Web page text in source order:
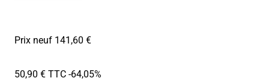
Prix neuf 141,60 €
50,90 € TTC-64,05%